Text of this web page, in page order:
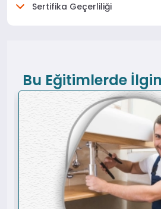
Sertifika Geçerliliği
Bu Eğitimlerde